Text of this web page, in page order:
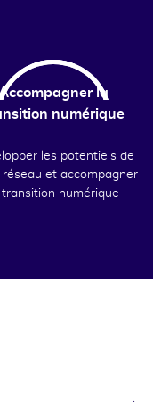
la
numérique
les potentiels de
réseau et accompagner
transition numérique